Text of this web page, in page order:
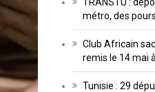
métro, des
Club Africain
remis le 14 mai
Tunisie : 29